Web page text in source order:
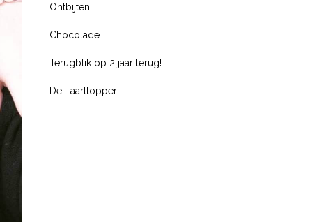
Ontbijten!
Chocolade
Terugblik op 2 jaar terug!
De Taarttopper